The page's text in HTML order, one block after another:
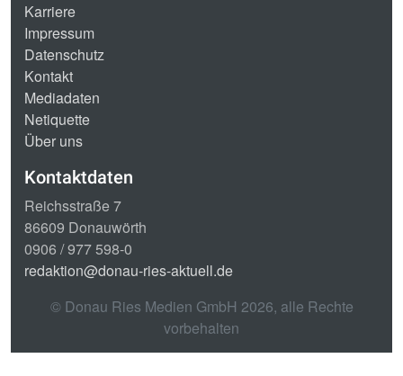
Karriere
Impressum
Datenschutz
Kontakt
Mediadaten
Netiquette
Über uns
Kontaktdaten
Reichsstraße 7
86609 Donauwörth
0906 / 977 598-0
redaktion@donau-ries-aktuell.de
© Donau Ries Medien GmbH 2026, alle Rechte
vorbehalten